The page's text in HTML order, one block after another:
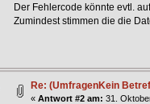
Der Fehlercode könnte evtl.
Zumindest stimmen die die
Re: (UmfragenKein
« Antwort #2 am: 31.